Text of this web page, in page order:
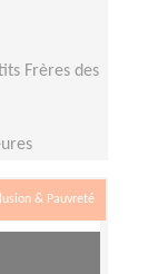
Frères des
& Pauvreté